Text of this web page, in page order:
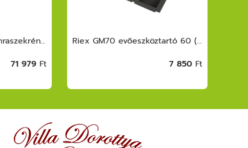
Riex GX53/GX58 kamraszekrény egység, ker ettel, fióksínnel, frontrögzítővel, 1250 -1400 mm, s.szürke
71 979 Ft
Riex GM70 evőeszköztartó 60 (522x474), G lobe softTouch, szürke
7 850 Ft